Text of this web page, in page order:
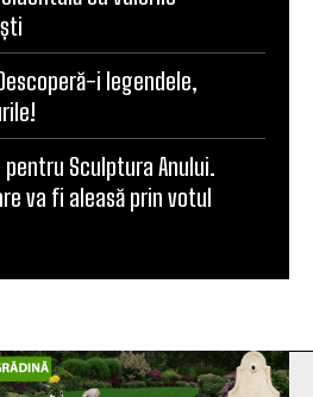
i legendele,
Sculptura Anului.
va fi aleasă prin votul